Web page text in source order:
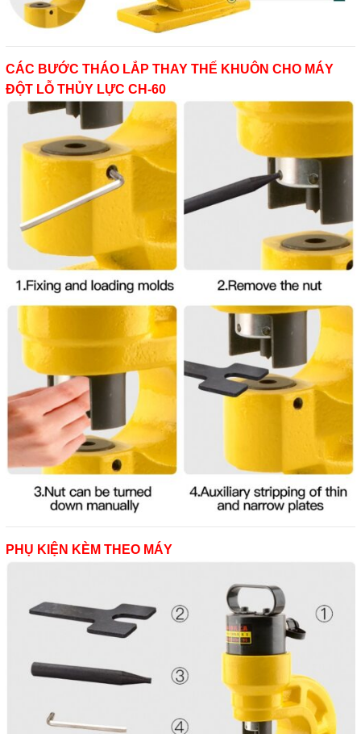
CÁC BƯỚC THÁO LẮP THAY THẾ KHUÔN CHO MÁY
ĐỘT LỖ THỦY LỰC CH-60
PHỤ KIỆN KÈM THEO MÁY